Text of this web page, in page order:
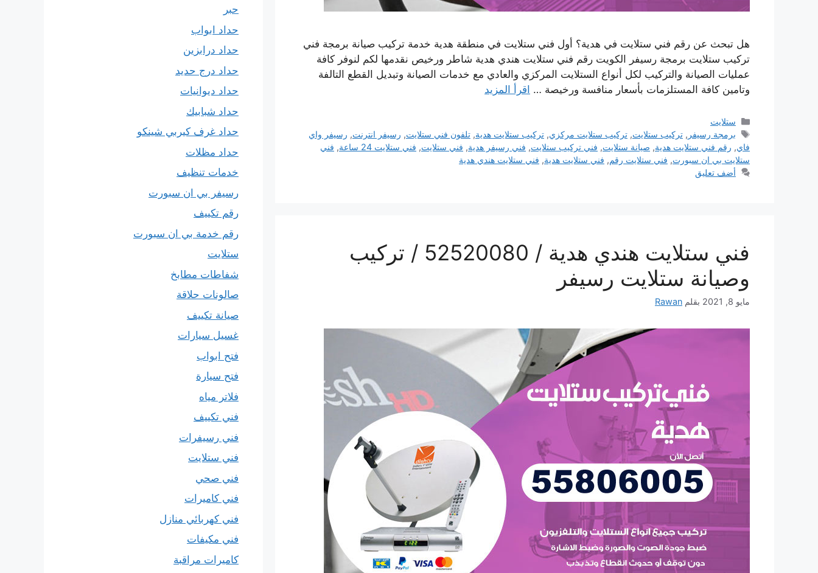
هل تبحث عن رقم فني ستلايت في هدية؟ أول فني ستلايت في منطقة هدية خدمة تركيب صيانة برمجة فني
تركيب ستلايت برمجة رسيفر الكويت رقم فني ستلايت هندي هدية شاطر ورخيص نقدمها لكم لنوفر كافة
عمليات الصيانة والتركيب لكل أنواع الستلايت المركزي والعادي مع خدمات الصيانة وتبديل القطع التالفة
وتامين كافة المستلزمات بأسعار منافسة ورخيصة … اقرأ المزيد
التصنيفات
ستلايت
الوسوم
برمجة رسيفر ,تركيب ستلايت,تركيب ستلايت مركزي,تركيب ستلايت هدية,تلفون فني ستلايت, رسيفر انترنت, رسيفر واي
فاي, رقم فني ستلايت هدية, صيانة ستلايت, فني تركيب ستلايت, فني رسيفر هدية, فني ستلايت, فني ستلايت 24 ساعة , فني
ستلايت بي ان سبورت, فني ستلايت رقم, فني ستلايت هدية, فني ستلايت هندي هدية
أضف تعليق
فني ستلايت هندي هدية / 52520080 / تركيب
وصيانة ستلايت رسيفر
مايو 8, 2021 بقلم Rawan
حبر
حداد ابواب
حداد درابزين
حداد درج حديد
حداد ديوانيات
حداد شبابيك
حداد غرف كيربي شينكو
حداد مظلات
خدمات تنظيف
رسيفر بي ان سبورت
رقم تكييف
رقم خدمة بي ان سبورت
ستلايت
شفاطات مطابخ
صالونات حلاقة
صيانة تكييف
غسيل سيارات
فتح ابواب
فتح سيارة
فلاتر مياه
فني تكييف
فني رسيفرات
فني ستلايت
فني صحي
فني كاميرات
فني كهربائي منازل
فني مكيفات
كاميرات مراقبة